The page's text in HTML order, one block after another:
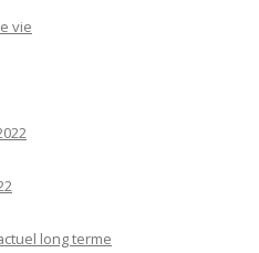
vie
long terme